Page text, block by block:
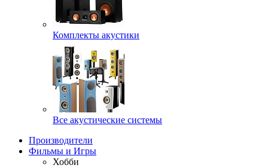
Комплекты акустики
Все акустические системы
Производители
Фильмы и Игры
Хобби